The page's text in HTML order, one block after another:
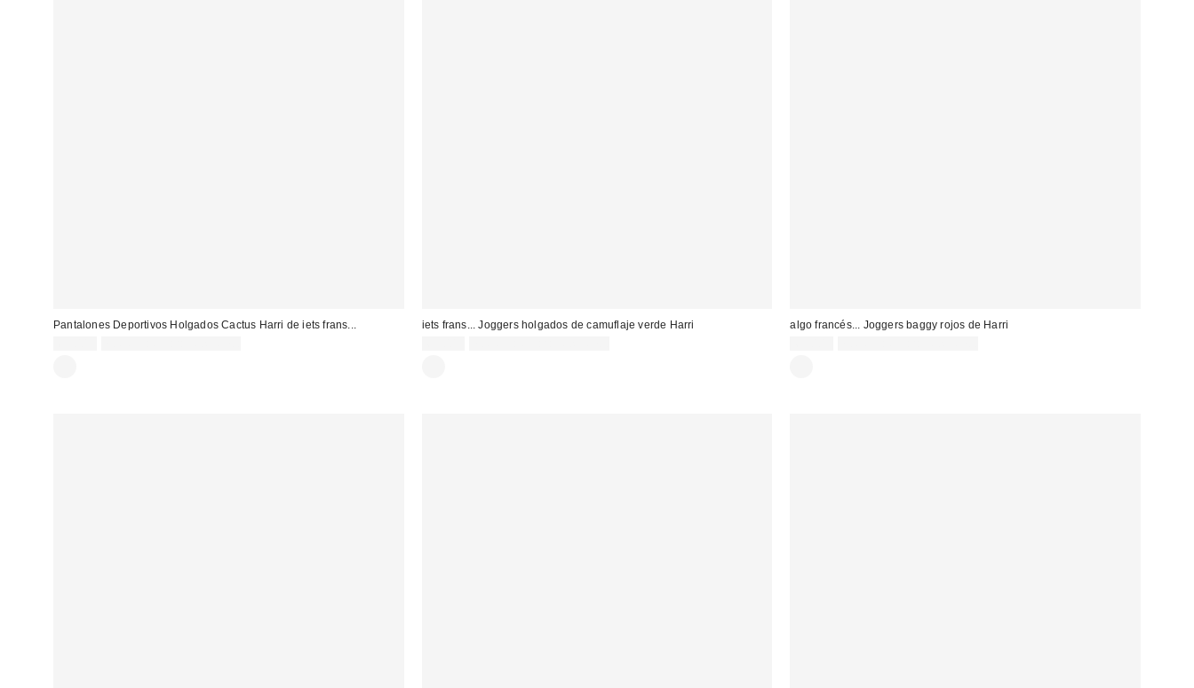
Pantalones Deportivos Holgados Cactus Harri de iets frans...
iets frans... Joggers holgados de camuflaje verde Harri
algo francés... Joggers baggy rojos de Harri